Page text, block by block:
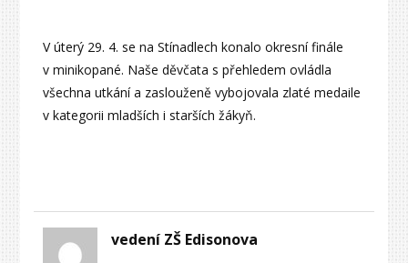
V úterý 29. 4. se na Stínadlech konalo okresní finále
v minikopané. Naše děvčata s přehledem ovládla
všechna utkání a zaslouženě vybojovala zlaté medaile
v kategorii mladších i starších žákyň.
vedení ZŠ Edisonova